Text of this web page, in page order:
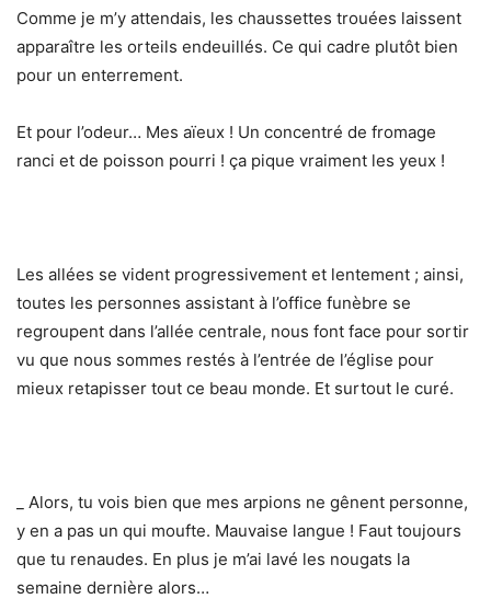
Comme je m’y attendais, les chaussettes trouées laissent
apparaître les orteils endeuillés. Ce qui cadre plutôt bien
pour un enterrement.
Et pour l’odeur… Mes aïeux ! Un concentré de fromage
ranci et de poisson pourri ! ça pique vraiment les yeux !
Les allées se vident progressivement et lentement ; ainsi,
toutes les personnes assistant à l’office funèbre se
regroupent dans l’allée centrale, nous font face pour sortir
vu que nous sommes restés à l’entrée de l’église pour
mieux retapisser tout ce beau monde. Et surtout le curé.
_ Alors, tu vois bien que mes arpions ne gênent personne,
y en a pas un qui moufte. Mauvaise langue ! Faut toujours
que tu renaudes. En plus je m’ai lavé les nougats la
semaine dernière alors…